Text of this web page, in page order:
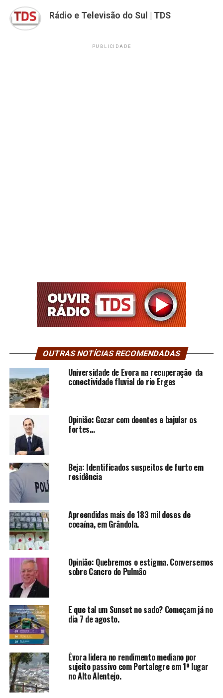
Rádio e Televisão do Sul | TDS
PUBLICIDADE
OUTRAS NOTÍCIAS RECOMENDADAS
Universidade de Évora na recuperação da
conectividade fluvial do rio Erges
Opinião: Gozar com doentes e bajular os
fortes…
Beja: Identificados suspeitos de furto em
residência
Apreendidas mais de 183 mil doses de
cocaína, em Grândola.
Opinião: Quebremos o estigma. Conversemos
sobre Cancro do Pulmão
E que tal um Sunset no sado? Começam já no
dia 7 de agosto.
Évora lidera no rendimento mediano por
sujeito passivo com Portalegre em 1º lugar
no Alto Alentejo.